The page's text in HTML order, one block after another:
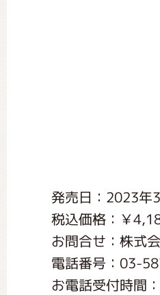
発売日：2023年
税込価格：￥
お問合せ：株式
電話番号：03-
お電話受付時間
くまのがっこ